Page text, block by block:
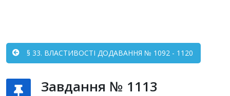
§ 33. ВЛАСТИВОСТІ ДОДАВАННЯ № 1092 - 1120
Завдання № 1113